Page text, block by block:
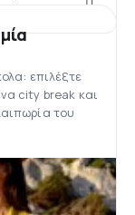
επιλέξτε
city break και
του